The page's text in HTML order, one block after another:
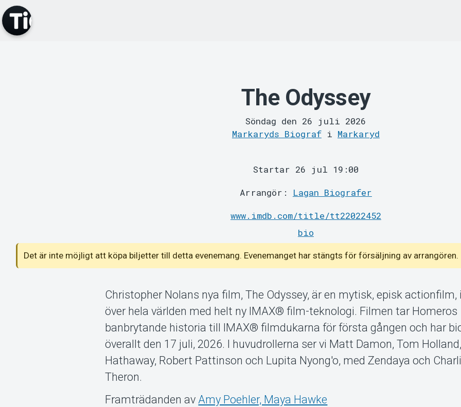
The Odyssey
Söndag den 26 juli 2026
Markaryds Biografi Markaryd
Startar 26 jul 19:00
Arrangör: Lagan Biografer
www.imdb.com/title/tt22022452
bio
Det är inte möjligt att köpa biljetter till detta evenemang. Evenemanget har stängts för försäljning av arrangören.
Christopher Nolans nya film, The Odyssey, är en mytisk, episk actionfilm,
över hela världen med helt ny IMAX® film-teknologi. Filmen tar Homeros
banbrytande historia till IMAX® filmdukarna för första gången och har
överallt den 17 juli, 2026. I huvudrollerna ser vi Matt Damon, Tom
Hathaway, Robert Pattinson och Lupita Nyong'o, med Zendaya och
Theron.
Framträdanden av Amy Poehler, Maya Hawke